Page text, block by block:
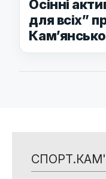
Осінні
для всіх”